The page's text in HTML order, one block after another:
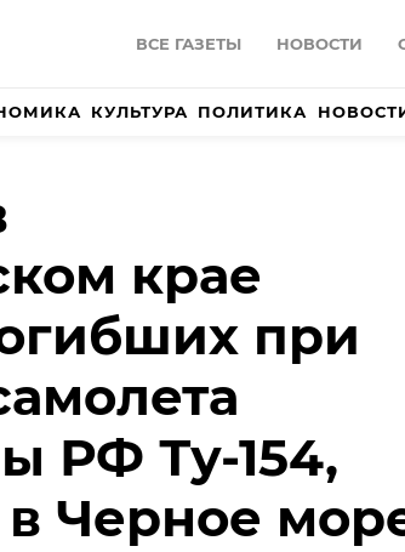
ВСЕ ГАЗЕТЫ НОВОСТИ
КУЛЬТУРА ПОЛИТИКА
крае
при
РФ Ту-154,
Черное